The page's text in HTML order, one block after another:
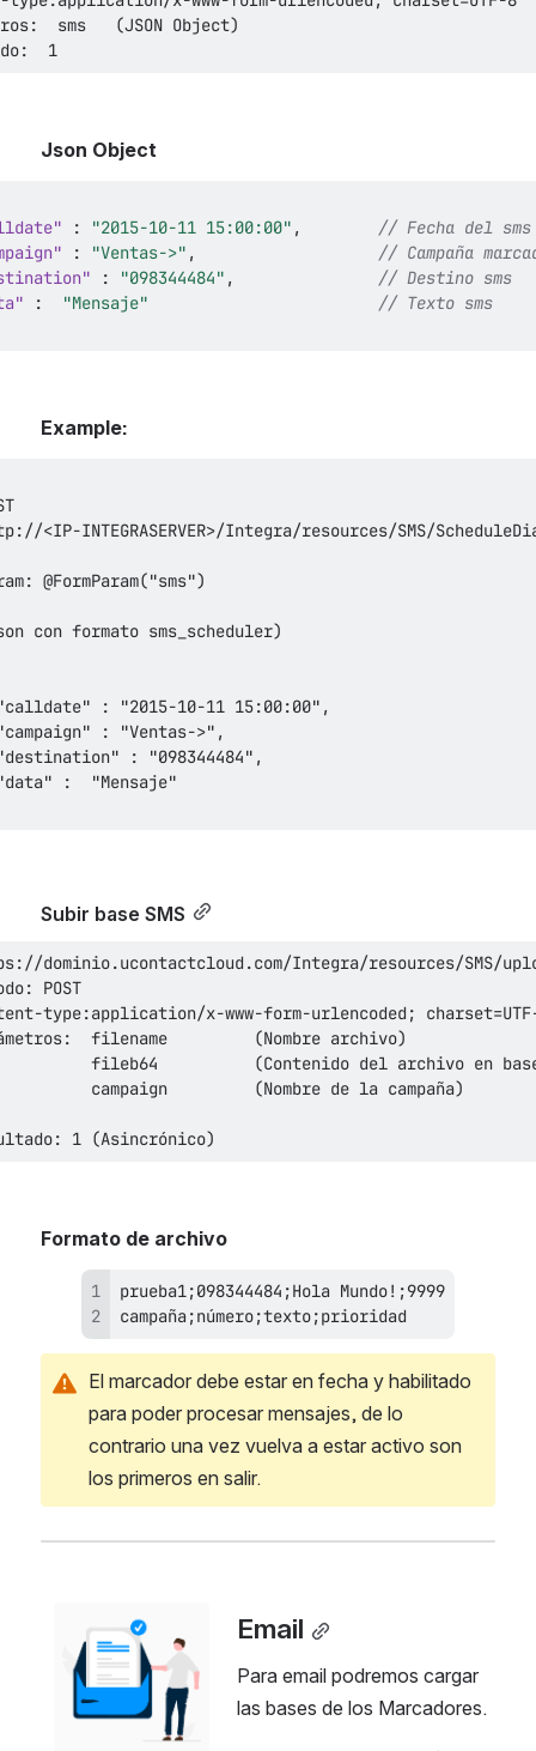
1
Json Object
: "2015-10-11 15:00:00" ,
// Fecha del
: "Ventas->" ,
// Campaña
: "098344484" ,
// Destino sms
: "Mensaje" // Texto sms
Example:
Subir base SMS
1 (Asincrónico)
Formato de archivo
campaña;número;texto;prioridad
El marcador debe estar en fecha y habilitado
para poder procesar mensajes, de lo
contrario una vez vuelva a estar activo son
los primeros en salir.
Email
Para email podremos cargar
las bases de los Marcadores.